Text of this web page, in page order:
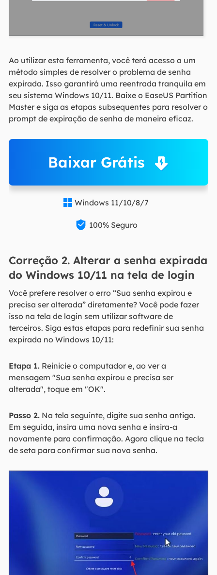
Ao utilizar esta ferramenta, você terá acesso a um
método simples de resolver o problema de senha
expirada. Isso garantirá uma reentrada tranquila em
seu sistema Windows 10/11. Baixe o EaseUS Partition
Master e siga as etapas subsequentes para resolver o
prompt de expiração de senha de maneira eficaz.
Baixar Grátis
 Windows 11/10/8/7
 100% Seguro
Correção 2. Alterar a senha expirada
do Windows 10/11 na tela de login
Você prefere resolver o erro “Sua senha expirou e
precisa ser alterada” diretamente? Você pode fazer
isso na tela de login sem utilizar software de
terceiros. Siga estas etapas para redefinir sua senha
expirada no Windows 10/11:
Etapa 1.Reinicie o computador e, ao ver a
mensagem "Sua senha expirou e precisa ser
alterada", toque em "OK".
Passo 2.Na tela seguinte, digite sua senha antiga.
Em seguida, insira uma nova senha e insira-a
novamente para confirmação. Agora clique na tecla
de seta para confirmar sua nova senha.